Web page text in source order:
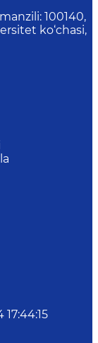
100140,
ko‘chasi,